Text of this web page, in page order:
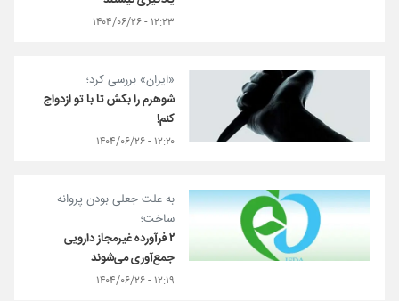
۱۲:۲۳ - ۱۴۰۴/۰۶/۲۶
«ایران» بررسی کرد؛
شوهرم را بکش تا با تو ازدواج
کنم!
۱۲:۲۰ - ۱۴۰۴/۰۶/۲۶
به علت جعلی بودن پروانه
ساخت؛
۲ فرآورده غیرمجاز دارویی
جمع‌آوری می‌شوند
۱۲:۱۹ - ۱۴۰۴/۰۶/۲۶